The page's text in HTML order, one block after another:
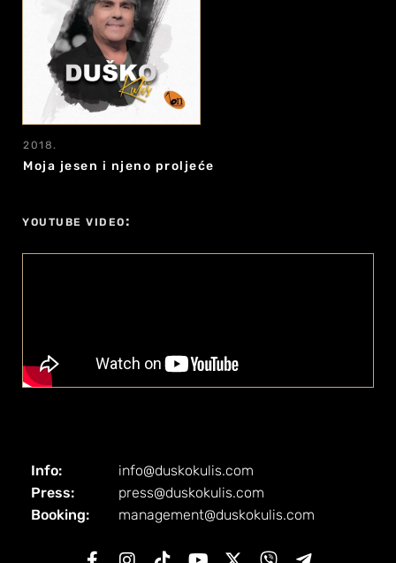
2018.
Moja jesen i njeno proljeće
YOUTUBE VIDEO :
Info:
Press:
Booking:
info@duskokulis.com
press@duskokulis.com
management@duskokulis.com